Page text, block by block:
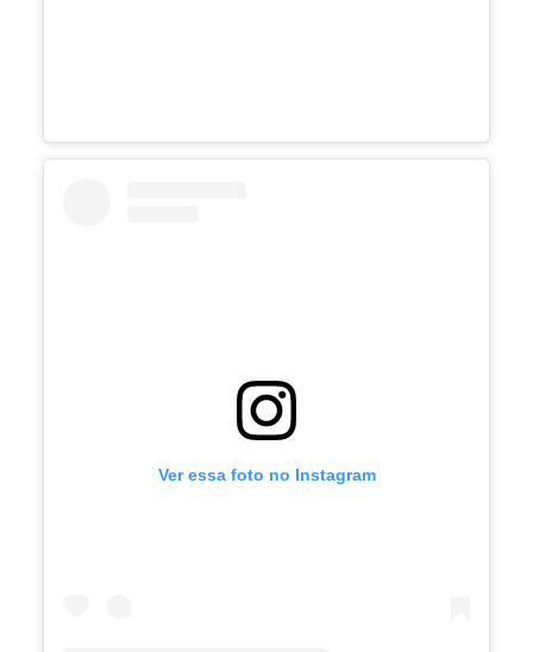
Ver essa foto no Instagram